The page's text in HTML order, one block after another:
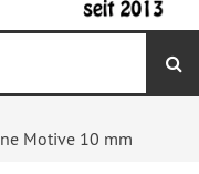
Motive 10 mm